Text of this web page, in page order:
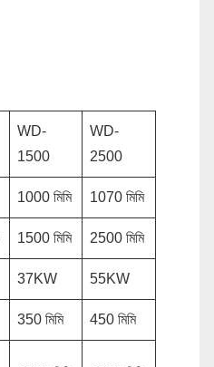
WD-
1500
WD-
2500
1000 মিমি 1070 মিমি
1500 মিমি 2500 মিমি
37KW 55KW
350 মিমি 450 মিমি